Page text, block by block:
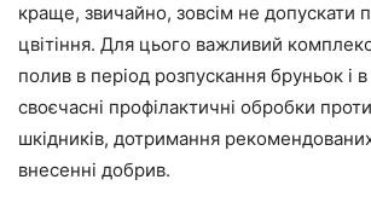
краще, звичайно, зовсім не допускати
цвітіння. Для цього важливий
полив в період розпускання бруньок і в
своєчасні профілактичні обробки
шкідників, дотримання
внесенні добрив.